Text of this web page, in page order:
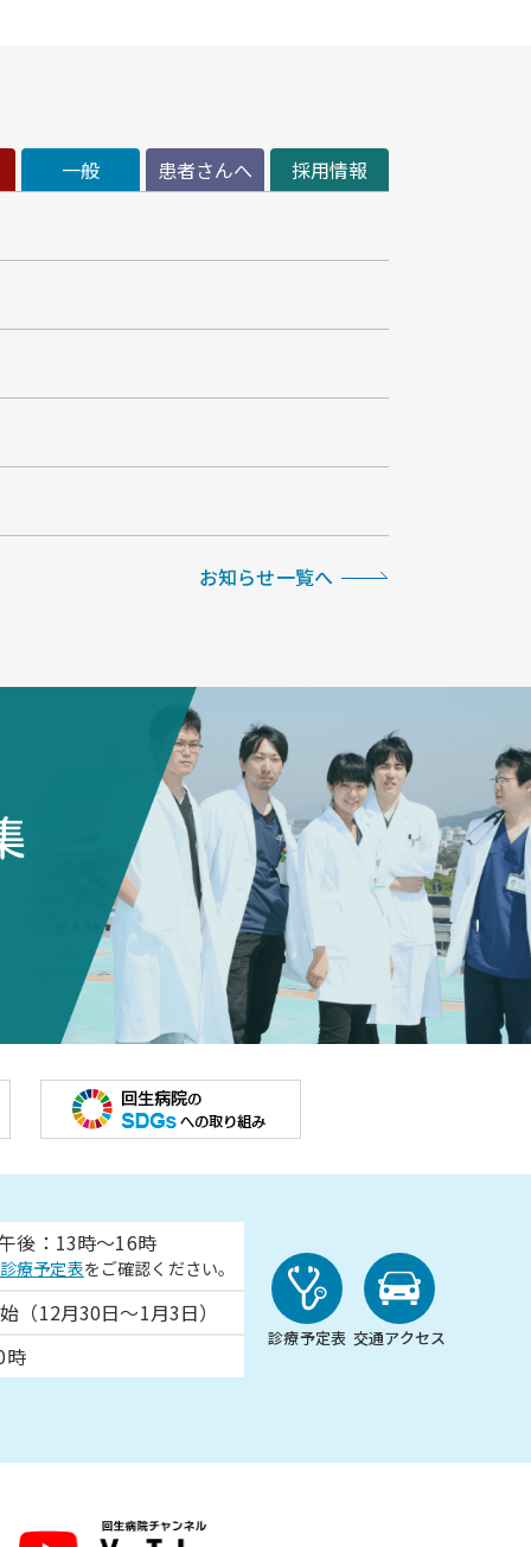
一般 患者さんへ 採用情報
お知らせ一覧へ
後：13時～16時
診療予定表をご確認ください。
（12月30日～1月3日）
時
診療予定表 交通アクセス